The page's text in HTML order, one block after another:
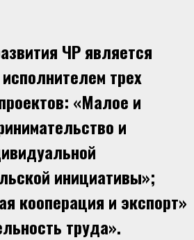
ЧР является
трех
«Малое и
и
инициативы»;
кооперация и экспорт»
труда».